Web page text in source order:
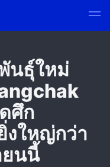
นธุ์ใหม่
ศึก
งใหญ่กว่า
ยนนี้